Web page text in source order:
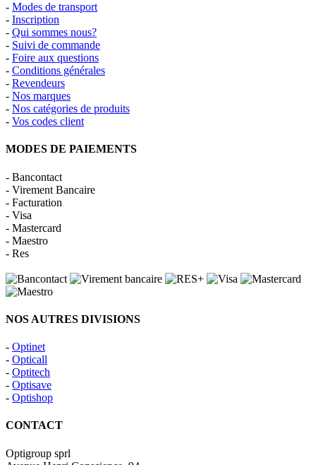
- Modes de transport
- Inscription
- Qui sommes nous?
- Suivi de commande
- Foire aux questions
- Conditions générales
- Revendeurs
- Nos marques
- Nos catégories de produits
- Vos codes client
MODES DE PAIEMENTS
- Bancontact
- Virement Bancaire
- Facturation
- Visa
- Mastercard
- Maestro
- Res
NOS AUTRES DIVISIONS
- Optinet
- Opticall
- Optitech
- Optisave
- Optishop
CONTACT
Optigroup sprl